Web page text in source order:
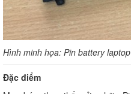
Hình minh họa: Pin battery
Đặc điểm